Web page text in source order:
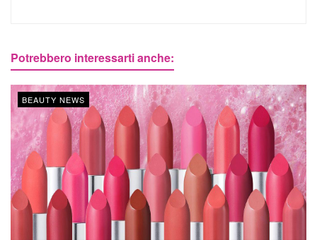
Potrebbero interessarti anche:
BEAUTY NEWS